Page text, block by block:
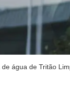
água de Tritão